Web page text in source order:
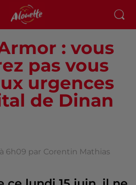
: vous
pas vous
urgences
de Dinan
6h09 par Corentin Mathias